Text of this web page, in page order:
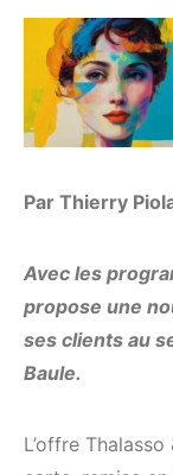
Par Thierry
Avec les
propose une
ses clients au
Baule.
L’offre